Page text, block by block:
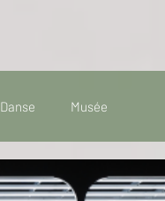
Danse Musée
Burlesque